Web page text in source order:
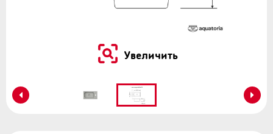
Увеличить